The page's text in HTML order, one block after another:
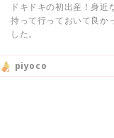
ドキドキの初出産！身
持って行っておいて良か
した。
piyoco